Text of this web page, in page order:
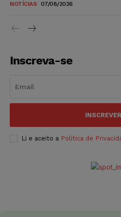
NOTÍCIAS 07/08/2026
Inscreva-se
INSCREVER
Li e aceito a Política de